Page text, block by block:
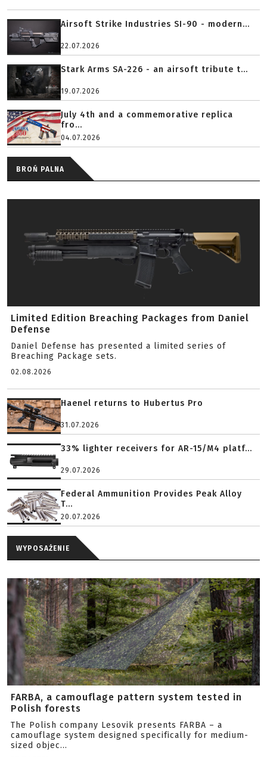
Airsoft Strike Industries SI-90 - modern...
22.07.2026
Stark Arms SA-226 - an airsoft tribute t...
19.07.2026
July 4th and a commemorative replica
fro...
04.07.2026
BROŃ PALNA
Limited Edition Breaching Packages from Daniel
Defense
Daniel Defense has presented a limited series of
Breaching Package sets.
02.08.2026
Haenel returns to Hubertus Pro
31.07.2026
33% lighter receivers for AR-15/M4 platf...
29.07.2026
Federal Ammunition Provides Peak Alloy
T...
20.07.2026
WYPOSAŻENIE
FARBA, a camouflage pattern system tested in
Polish forests
The Polish company Lesovik presents FARBA – a
camouflage system designed specifically for medium-
sized objec...